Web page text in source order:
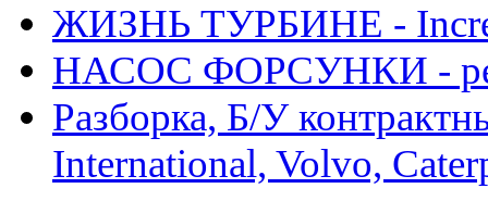
ЖИЗНЬ ТУРБИНЕ -
НАСОС ФОРСУНКИ -
Разборка, Б/У
International, Volvo,